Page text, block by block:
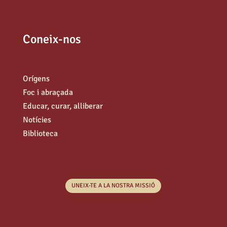
Coneix-nos
Orígens
Foc i abraçada
Educar, curar, alliberar
Notícies
Biblioteca
UNEIX-TE A LA NOSTRA MISSIÓ